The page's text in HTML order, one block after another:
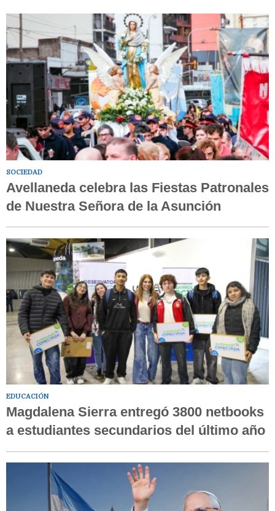
SOCIEDAD
Avellaneda celebra las Fiestas Patronales
de Nuestra Señora de la Asunción
EDUCACIÓN
Magdalena Sierra entregó 3800 netbooks
a estudiantes secundarios del último año